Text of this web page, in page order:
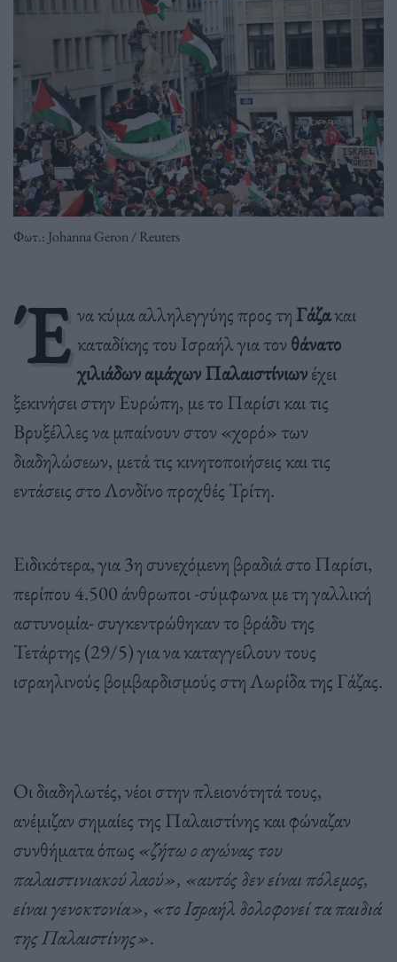
Φωτ.: Johanna Geron / Reuters
Έ να κύμα αλληλεγγύης προς τηΓάζακαι
καταδίκης του Ισραήλ για τον θάνατο
χιλιάδων αμάχων Παλαιστίνιωνέχει
ξεκινήσει στην Ευρώπη, με το Παρίσι και τις
Βρυξέλλες να μπαίνουν στον «χορό» των
διαδηλώσεων, μετά τις κινητοποιήσεις και τις
εντάσεις στο Λονδίνο προχθές Τρίτη.
Ειδικότερα, για 3η συνεχόμενη βραδιά στο Παρίσι,
περίπου 4.500 άνθρωποι -σύμφωνα με τη γαλλική
αστυνομία- συγκεντρώθηκαν το βράδυ της
Τετάρτης (29/5) για να καταγγείλουν τους
ισραηλινούς βομβαρδισμούς στη Λωρίδα της Γάζας.
Οι διαδηλωτές, νέοι στην πλειονότητά τους,
ανέμιζαν σημαίες της Παλαιστίνης και φώναζαν
συνθήματα όπως «ζήτω ο αγώνας του
παλαιστινιακού λαού», «αυτός δεν είναι πόλεμος,
είναι γενοκτονία», «το Ισραήλ δολοφονεί τα παιδιά
της Παλαιστίνης».